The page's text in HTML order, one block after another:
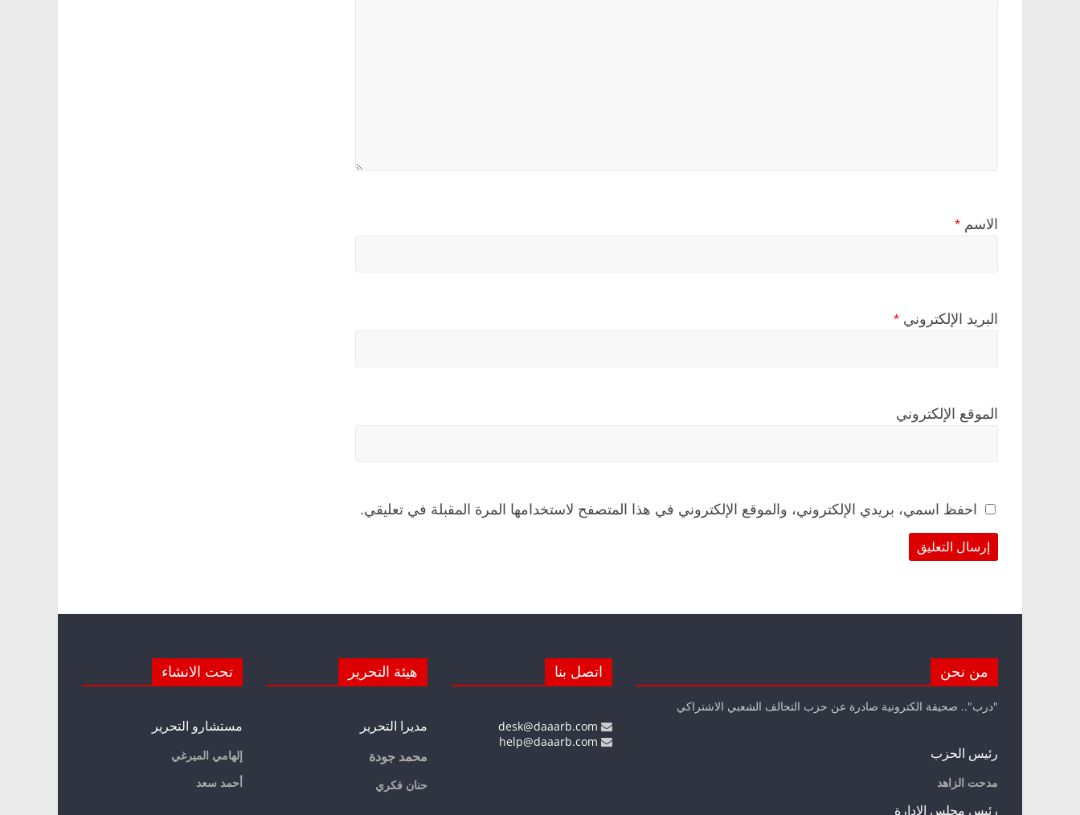
الاسم *
البريد الإلكتروني *
الموقع الإلكتروني
احفظ اسمي، بريدي الإلكتروني، والموقع الإلكتروني في هذا المتصفح لاستخدامها المرة المقبلة في تعليقي.
من نحن
"درب".. صحيفة الكترونية صادرة عن حزب التحالف الشعبي الاشتراكي
رئيس الحزب
مدحت الزاهد
رئيس مجلس الإدارة
اتصل بنا هيئة التحرير
مديرا التحرير
محمد جودة
حنان فكري
تحت الانشاء
مستشارو التحرير
إلهامي الميرغي
أحمد سعد